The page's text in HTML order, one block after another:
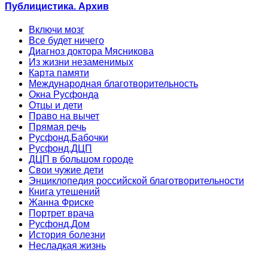
Публицистика. Архив
Включи мозг
Все будет ничего
Диагноз доктора Мясникова
Из жизни незаменимых
Карта памяти
Международная благотворительность
Окна Русфонда
Отцы и дети
Право на вычет
Прямая речь
Русфонд.Бабочки
Русфонд.ДЦП
ДЦП в большом городе
Свои чужие дети
Энциклопедия российской благотворительности
Книга утешений
Жанна Фриске
Портрет врача
Русфонд.Дом
История болезни
Несладкая жизнь